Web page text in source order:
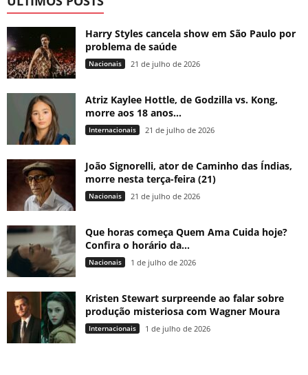
Harry Styles cancela show em São Paulo por
problema de saúde
Nacionais 21 de julho de 2026
Atriz Kaylee Hottle, de Godzilla vs. Kong,
morre aos 18 anos...
Internacionais 21 de julho de 2026
João Signorelli, ator de Caminho das Índias,
morre nesta terça-feira (21)
Nacionais 21 de julho de 2026
Que horas começa Quem Ama Cuida hoje?
Confira o horário da...
Nacionais 1 de julho de 2026
Kristen Stewart surpreende ao falar sobre
produção misteriosa com Wagner Moura
Internacionais 1 de julho de 2026